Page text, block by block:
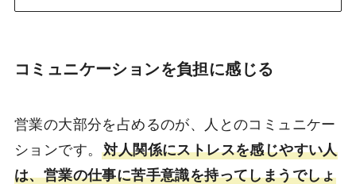
コミュニケーションを負担に感じる
営業の大部分を占めるのが、人とのコミュニケー
ションです。対人関係にストレスを感じやすい人
は、営業の仕事に苦手意識を持ってしまうでしょ